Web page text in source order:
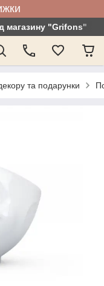
магазину "Grifons"
та подарунки